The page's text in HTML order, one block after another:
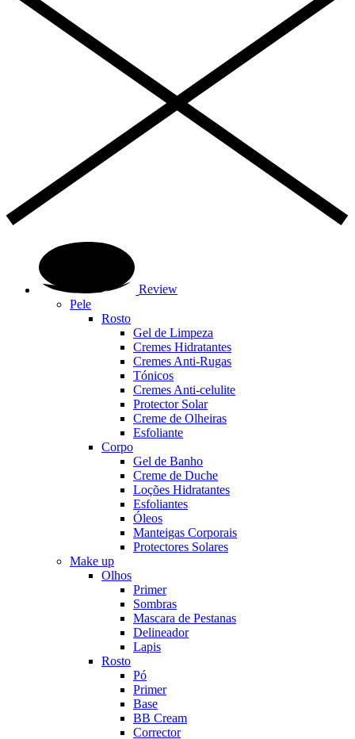
Review
Pele
Rosto
Gel de Limpeza
Cremes Hidratantes
Cremes Anti-Rugas
Tónicos
Cremes Anti-celulite
Protector Solar
Creme de Olheiras
Esfoliante
Corpo
Gel de Banho
Creme de Duche
Loções Hidratantes
Esfoliantes
Óleos
Manteigas Corporais
Protectores Solares
Make up
Olhos
Primer
Sombras
Mascara de Pestanas
Delineador
Lapis
Rosto
Pó
Primer
Base
BB Cream
Corrector